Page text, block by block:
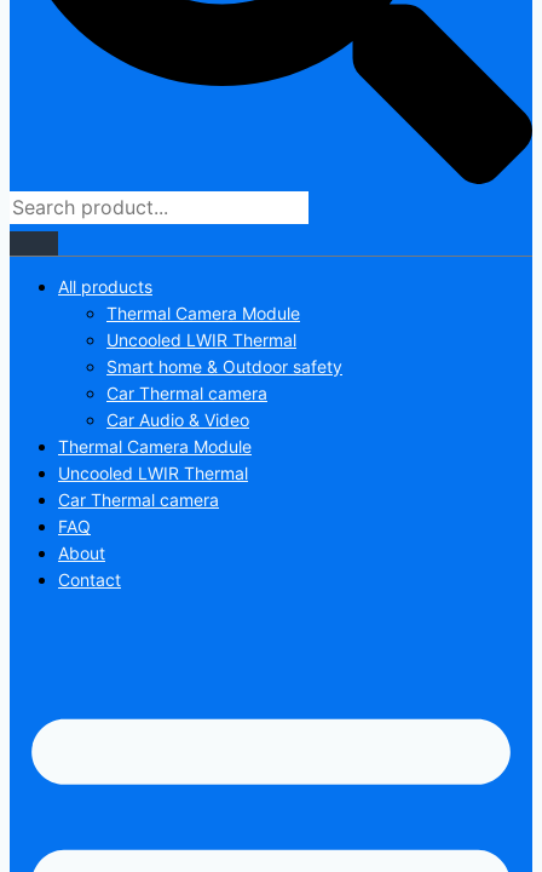
All products
Thermal Camera Module
Uncooled LWIR Thermal
Smart home & Outdoor safety
Car Thermal camera
Car Audio & Video
Thermal Camera Module
Uncooled LWIR Thermal
Car Thermal camera
FAQ
About
Contact